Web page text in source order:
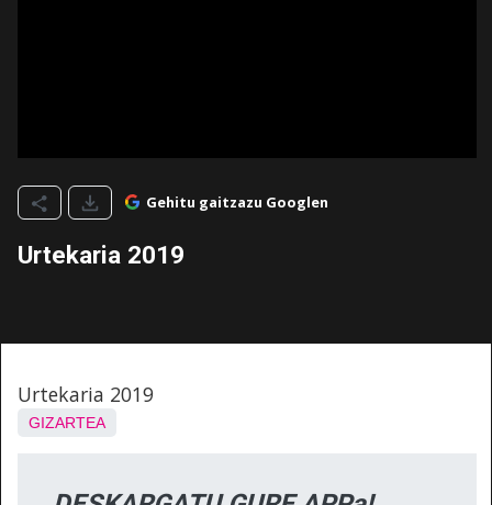
Gehitu gaitzazu Googlen
Urtekaria 2019
Urtekaria 2019
GIZARTEA